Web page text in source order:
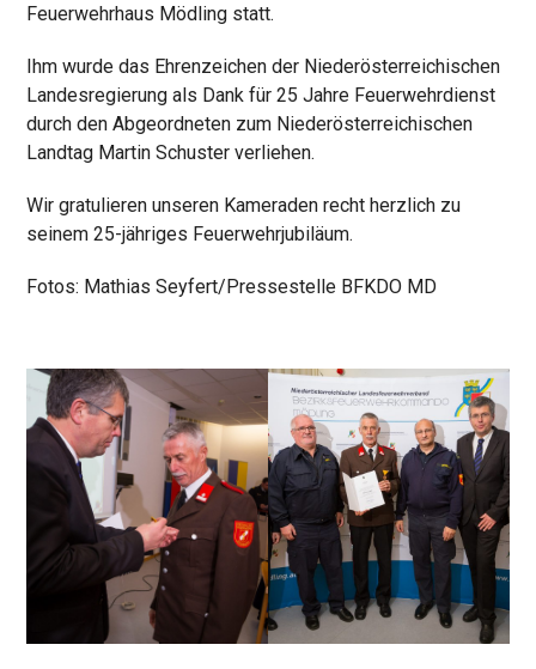
Feuerwehrhaus Mödling statt.
Ihm wurde das Ehrenzeichen der Niederösterreichischen
Landesregierung als Dank für 25 Jahre Feuerwehrdienst
durch den Abgeordneten zum Niederösterreichischen
Landtag Martin Schuster verliehen.
Wir gratulieren unseren Kameraden recht herzlich zu
seinem 25-jähriges Feuerwehrjubiläum.
Fotos: Mathias Seyfert/Pressestelle BFKDO MD